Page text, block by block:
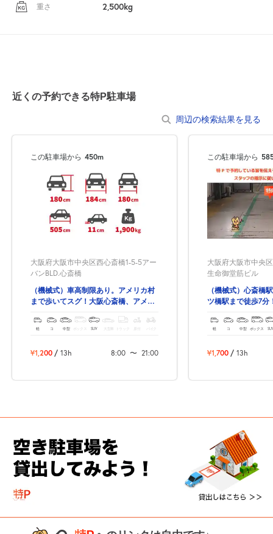
重さ 2,500kg
近くの予約できる特P駐車場
周辺の検索結果を見る
この駐車場から 450m
大阪府大阪市中央区西心斎橋1-5-5アー
バンBLD.心斎橋
（機械式）車高制限あり。アメリカ村
まで歩いてスグ！大阪心斎橋、アメリ
軽 コ 中型 ボックス SUV 大型車 トラック バイク
¥1,200 / 13h 8:00 〜 21:00
この駐車場から
大阪府大阪市中央
生命御堂筋ビル
（機械式）心斎橋
ツ橋駅まで徒歩7分
軽 コ 中型 ボックス
¥1,700 / 13h